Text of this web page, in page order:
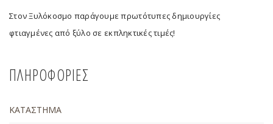
Στον Ξυλόκοσμο παράγουμε πρωτότυπες δημιουργίες
φτιαγμένες από ξύλο σε εκπληκτικές τιμές!
ΠΛΗΡΟΦΟΡΙΕΣ
ΚΑΤΑΣΤΗΜΑ